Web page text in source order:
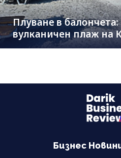
Плуване в
вулканичен плаж на
Бизнес